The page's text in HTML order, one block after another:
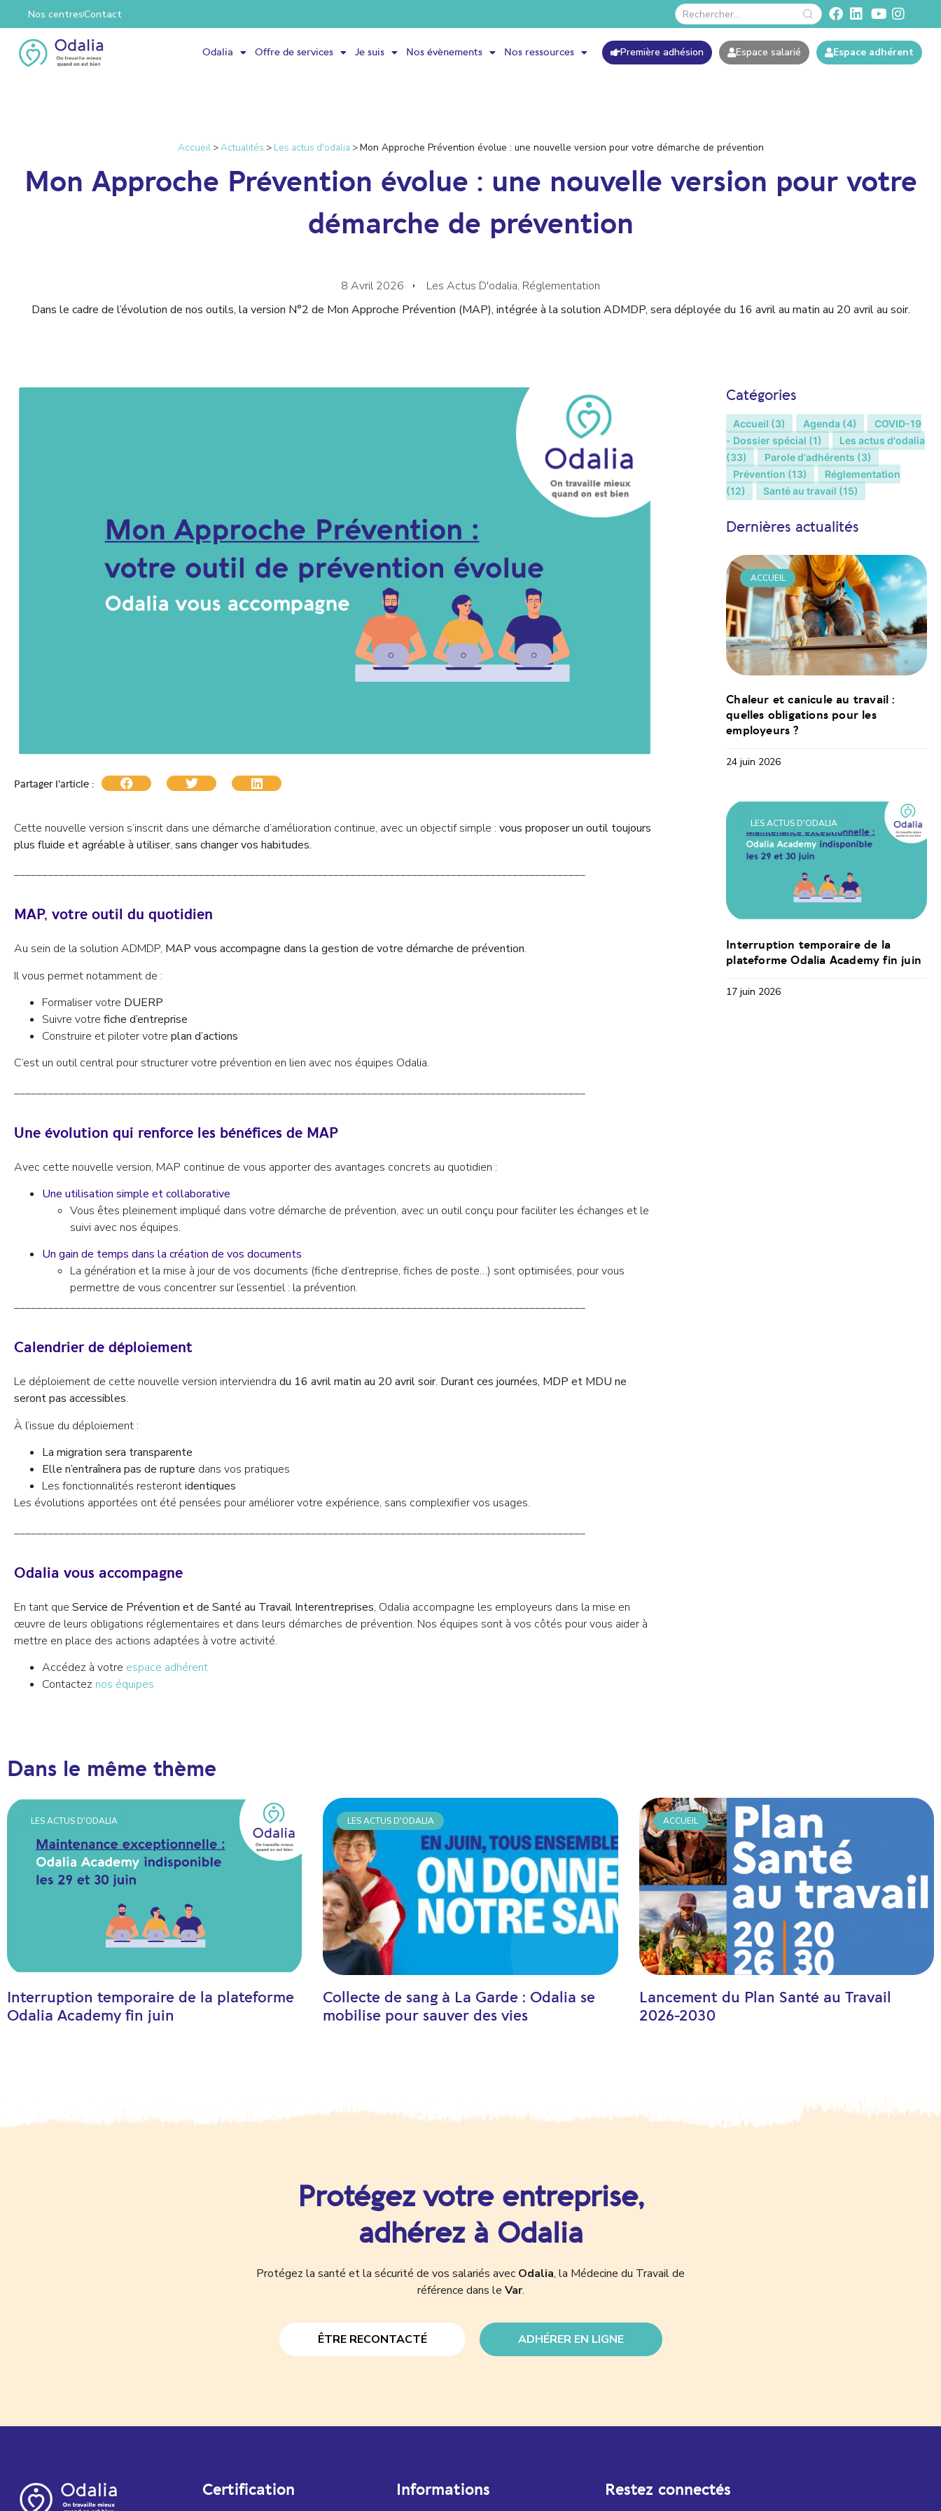
Nos centresContact
Odalia Offre de services Je suis Nos évènements Nos ressources Première adhésion Espace salarié Espace adhérent
Accueil>Actualités > Les actus d'odalia >Mon Approche Prévention évolue : une nouvelle version pour votre démarche de prévention
Mon Approche Prévention évolue : une nouvelle version pour votre
démarche de prévention
8 Avril 2026 Les Actus D'odalia, Réglementation
Dans le cadre de l’évolution de nos outils, la version N°2 de Mon Approche Prévention (MAP), intégrée à la solution ADMDP, sera déployée du 16 avril au matin au 20 avril au soir.
Partager l'article :
Cette nouvelle version s’inscrit dans une démarche d’amélioration continue, avec un objectif simple : vous proposer un outil toujours
plus fluide et agréable à utiliser, sans changer vos habitudes.
______________________________________________________________________________________________________
MAP, votre outil du quotidien
Au sein de la solution ADMDP, MAP vous accompagne dans la gestion de votre démarche de prévention.
Il vous permet notamment de :
Formaliser votre DUERP
Suivre votre fiche d’entreprise
Construire et piloter votre plan d’actions
C’est un outil central pour structurer votre prévention en lien avec nos équipes Odalia.
______________________________________________________________________________________________________
Une évolution qui renforce les bénéfices de MAP
Avec cette nouvelle version, MAP continue de vous apporter des avantages concrets au quotidien :
Une utilisation simple et collaborative
Vous êtes pleinement impliqué dans votre démarche de prévention, avec un outil conçu pour faciliter les échanges et le
suivi avec nos équipes.
Un gain de temps dans la création de vos documents
La génération et la mise à jour de vos documents (fiche d’entreprise, fiches de poste…) sont optimisées, pour vous
permettre de vous concentrer sur l’essentiel : la prévention.
______________________________________________________________________________________________________
Calendrier de déploiement
Le déploiement de cette nouvelle version interviendra du 16 avril matin au 20 avril soir. Durant ces journées, MDP et MDU ne
seront pas accessibles.
À l’issue du déploiement :
La migration sera transparente
Elle n’entraînera pas de rupture dans vos pratiques
Les fonctionnalités resterontidentiques
Les évolutions apportées ont été pensées pour améliorer votre expérience, sans complexifier vos usages.
______________________________________________________________________________________________________
Odalia vous accompagne
En tant que Service de Prévention et de Santé au Travail Interentreprises, Odalia accompagne les employeurs dans la mise en
œuvre de leurs obligations réglementaires et dans leurs démarches de prévention. Nos équipes sont à vos côtés pour vous aider à
mettre en place des actions adaptées à votre activité.
Accédez à votre espace adhérent
Contactez nos équipes
Catégories
Accueil (3) Agenda (4)
COVID-19
- Dossier spécial (1)
Les actus d'odalia
(33)
Parole d'adhérents (3)
Prévention (13)
Réglementation
(12)
Santé au travail (15)
Dernières actualités
ACCUEIL
Chaleur et canicule au travail :
quelles obligations pour les
employeurs ?
24 juin 2026
LES ACTUS D'ODALIA
Interruption temporaire de la
plateforme Odalia Academy fin juin
17 juin 2026
Dans le même thème
LES ACTUS D'ODALIA
Interruption temporaire de la plateforme
Odalia Academy fin juin
LES ACTUS D'ODALIA
Collecte de sang à La Garde : Odalia se
mobilise pour sauver des vies
ACCUEIL
Lancement du Plan Santé au Travail
2026-2030
Protégez votre entreprise,
adhérez à Odalia
Protégez la santé et la sécurité de vos salariés avec Odalia, la Médecine du Travail de
référence dans le Var.
ÊTRE RECONTACTÉ ADHÉRER EN LIGNE
Certification Informations Restez connectés